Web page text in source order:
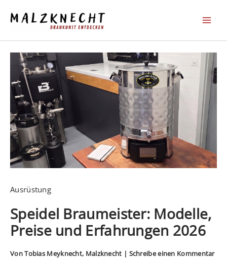
Inhalt
Ausrüstung
Speidel Braumeister: Modelle,
Preise und Erfahrungen 2026
VonTobias Meyknecht, Malzknecht | Schreibe einen Kommentar